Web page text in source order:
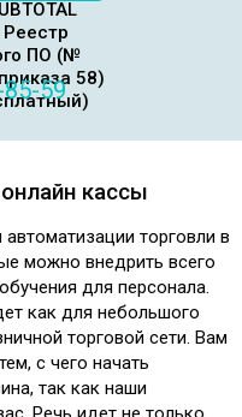
Реестр
ПО (№
58)
59
кассы
торговли в
можно внедрить всего
для персонала.
как для небольшого
торговой сети. Вам
с чего начать
так как наши